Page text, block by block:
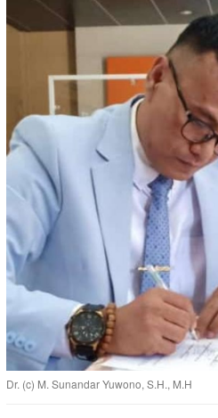
Dr. (c) M. Sunandar Yuwono, S.H., M.H